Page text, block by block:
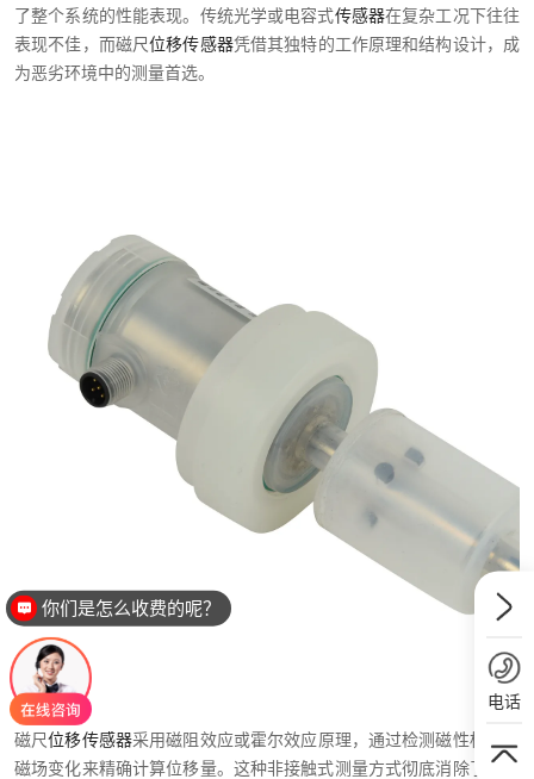
了整个系统的性能表现。传统光学或电容式传感器在复杂工况下往往
表现不佳，而磁尺位移传感器凭借其独特的工作原理和结构设计，成
为恶劣环境中的测量首选。
磁尺位移传感器采用磁阻效应或霍尔效应原理，通过检测磁性标尺的
磁场变化来精确计算位移量。这种非接触式测量方式彻底消除了机械
电话
你们是怎么收费的呢？